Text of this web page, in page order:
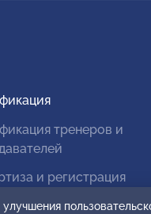
тренеров и
и регистрация